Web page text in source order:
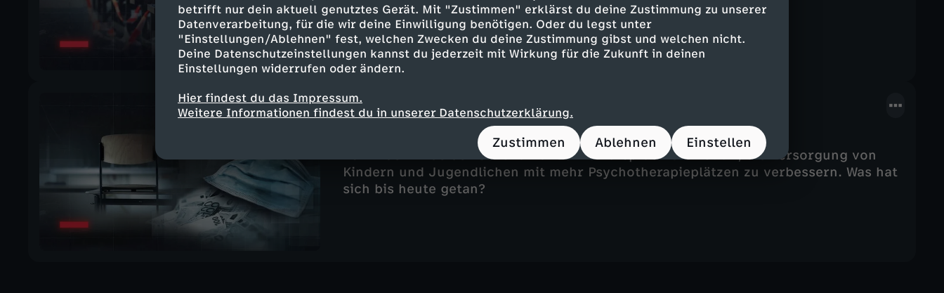
betrifft nur dein aktuell genutztes Gerät. Mit "Zustimmen" erklärst du deine Zustimmung zu unserer
Datenverarbeitung, für die wir deine Einwilligung benötigen. Oder du legst unter
"Einstellungen/Ablehnen" fest, welchen Zwecken du deine Zustimmung gibst und welchen nicht.
Deine Datenschutzeinstellungen kannst du jederzeit mit Wirkung für die Zukunft in deinen
Einstellungen widerrufen oder ändern.
Hier findest du das Impressum.
Weitere Informationen findest du in unserer Datenschutzerklärung.
Zustimmen Ablehnen Einstellen
Hilfe eiskalt ausnutzten.
Folge 3
Corona-Verbote auf Kosten der Kinder
Kurz nach Ende der Corona-Pandemie versprach die Politik, die Versorgung von
Kindern und Jugendlichen mit mehr Psychotherapieplätzen zu verbessern. Was hat
sich bis heute getan?